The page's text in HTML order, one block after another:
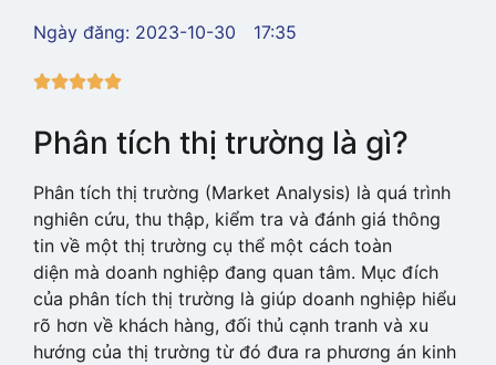
Ngày đăng: 2023-10-30 17:35

Phân tích thị trường là gì?
Phân tích thị trường (Market Analysis) là quá trình
nghiên cứu, thu thập, kiểm tra và đánh giá thông
tin về một thị trường cụ thể một cách toàn
diện mà doanh nghiệp đang quan tâm. Mục đích
của phân tích thị trường là giúp doanh nghiệp hiểu
rõ hơn về khách hàng, đối thủ cạnh tranh và xu
hướng của thị trường từ đó đưa ra phương án kinh